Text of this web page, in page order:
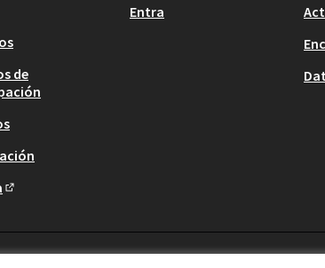
de
Entra